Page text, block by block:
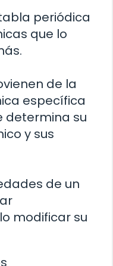
periódica
que lo
de la
específica
determina su
y sus
de un
modificar su